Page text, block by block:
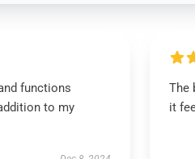
functions
to my
The
it